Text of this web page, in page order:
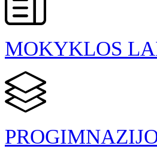
MOKYKLOS